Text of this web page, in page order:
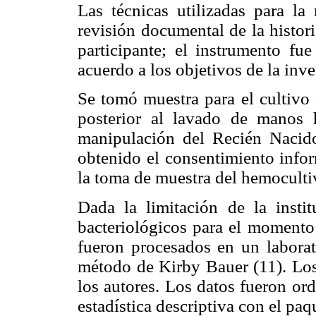
Las técnicas utilizadas para
revisión documental de la
participante; el instrumento
acuerdo a los objetivos de la
Se tomó muestra para el
posterior al lavado de
manipulación del Recién
obtenido el consentimiento
la toma de muestra del
Dada la limitación de la
bacteriológicos para el
fueron procesados en un
método de Kirby Bauer (11).
los autores. Los datos fueron
estadística descriptiva con el